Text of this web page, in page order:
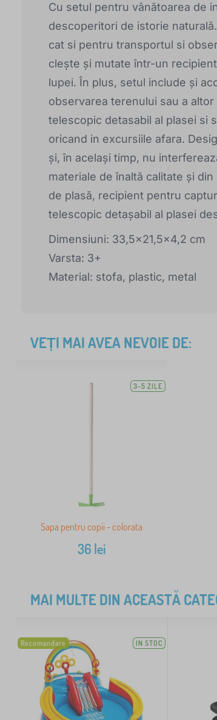
Cu setul pentru vânătoarea de
descoperitori de istorie
cat si pentru transportul si
clește și mutate într-un
lupei. În plus, setul include și
observarea terenului sau a
telescopic detasabil al plasei si
oricand in excursiile afara.
și, în același timp, nu
materiale de înaltă calitate și
de plasă, recipient pentru
telescopic detașabil al plasei
Dimensiuni: 33,5x21,5x4,2 cm
Varsta: 3+
Material: stofa, plastic, metal
VEȚI MAI AVEA NEVOIE DE:
3-5 ZILE
Sapa pentru copii - colorata
36 lei
MAI MULTE DIN ACEASTĂ
Recomandare IN STOC